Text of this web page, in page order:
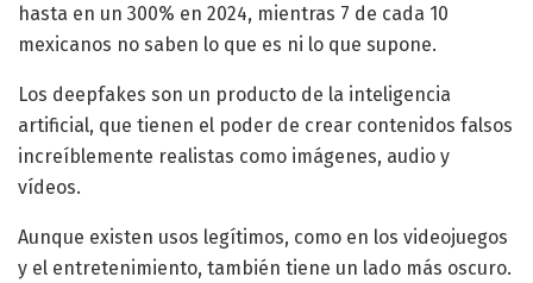
hasta en un 300% en 2024, mientras 7 de cada 10
mexicanos no saben lo que es ni lo que supone.
Los deepfakes son un producto de la inteligencia
artificial, que tienen el poder de crear contenidos falsos
increíblemente realistas como imágenes, audio y
vídeos.
Aunque existen usos legítimos, como en los videojuegos
y el entretenimiento, también tiene un lado más oscuro.